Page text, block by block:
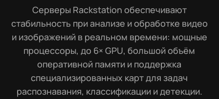
Серверы Rackstation обеспечивают
стабильность при анализе и обработке видео
и изображений в реальном времени: мощные
процессоры, до 6× GPU, большой объём
оперативной памяти и поддержка
специализированных карт для задач
распознавания, классификации и детекции.